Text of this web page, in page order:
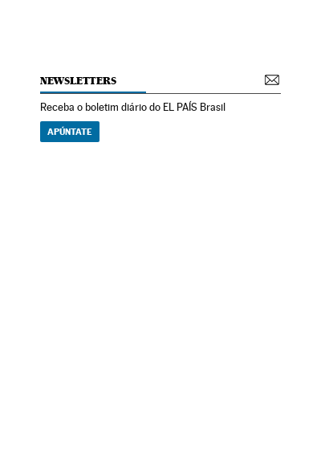
NEWSLETTERS
Receba o boletim diário do EL PAÍS Brasil
APÚNTATE